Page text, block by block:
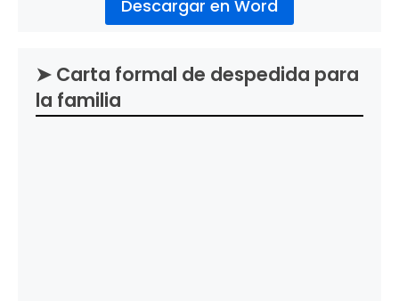
Descargar en Word
➤ Carta formal de despedida para
la familia